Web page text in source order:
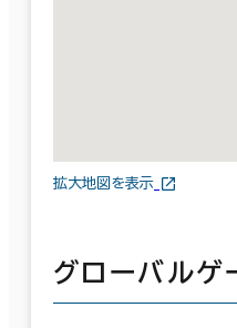
拡大地図を表示
グローバルゲ